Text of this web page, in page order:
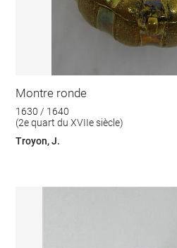
Montre ronde
1630 / 1640
(2e quart du XVIIe siècle)
Troyon, J.